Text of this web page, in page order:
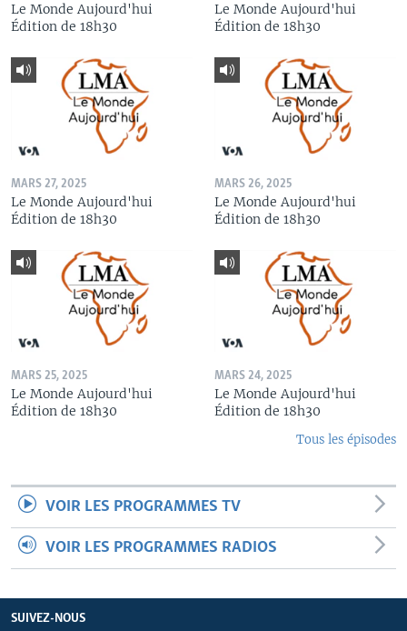
Le Monde Aujourd'hui
Édition de 18h30
Le Monde Aujourd'hui
Édition de 18h30
MARS 27, 2025
Le Monde Aujourd'hui
Édition de 18h30
MARS 26, 2025
Le Monde Aujourd'hui
Édition de 18h30
MARS 25, 2025
Le Monde Aujourd'hui
Édition de 18h30
MARS 24, 2025
Le Monde Aujourd'hui
Édition de 18h30
Tous les épisodes
VOIR LES PROGRAMMES TV
VOIR LES PROGRAMMES RADIOS
SUIVEZ-NOUS